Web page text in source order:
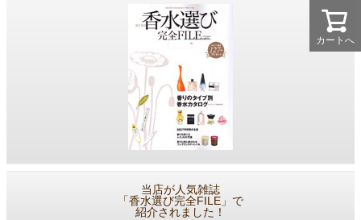
カートへ
当店が人気雑誌
「香水選び完全FILE」で
紹介されました！